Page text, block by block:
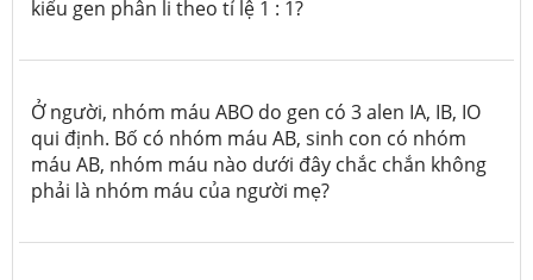
kiểu gen phân li theo tỉ lệ 1 : 1?
Ở người, nhóm máu ABO do gen có 3 alen IA, IB, IO
qui định. Bố có nhóm máu AB, sinh con có nhóm
máu AB, nhóm máu nào dưới đây chắc chắn không
phải là nhóm máu của người mẹ?